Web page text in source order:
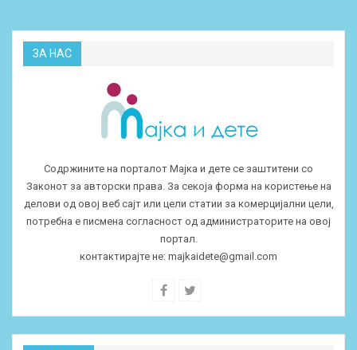
ЗА НАС
Содржините на порталот Мајка и дете се заштитени со
Законот за авторски права. За секоја форма на користење на
делови од овој веб сајт или цели статии за комерцијални цели,
потребна е писмена согласност од администраторите на овој
портал.
контактирајте не: majkaidete@gmail.com